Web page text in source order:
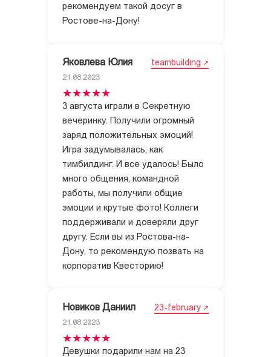
рекомендуем такой досуг в
Ростове-на-Дону!
Яковлева Юлия teambuilding
21.08.2023
3 августа играли в Секретную
вечеринку. Получили огромный
заряд положительных эмоций!
Игра задумывалась, как
тимбилдинг. И все удалось! Было
много общения, командной
работы, мы получили общие
эмоции и крутые фото! Коллеги
поддерживали и доверяли друг
другу. Если вы из Ростова-на-
Дону, то рекомендую позвать на
корпоратив Квесторию!
Новиков Даниил 23-february
21.08.2023
Девушки подарили нам на 23